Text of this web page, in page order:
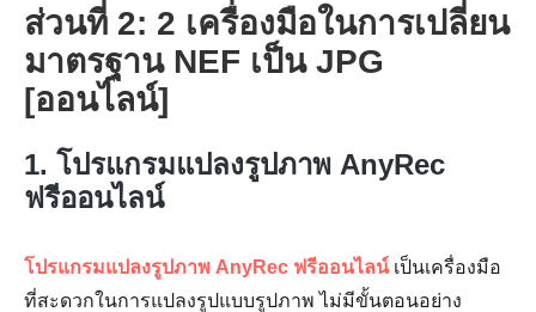
ส่วนที่ 2: 2 เครื่องมือในการเปลี่ยน
มาตรฐาน NEF เป็น JPG
[ออนไลน์]
1. โปรแกรมแปลงรูปภาพ AnyRec
ฟรีออนไลน์
โปรแกรมแปลงรูปภาพ AnyRec ฟรีออนไลน์เป็นเครื่องมือ
ที่สะดวกในการแปลงรูปแบบรูปภาพ ไม่มีขั้นตอนอย่าง